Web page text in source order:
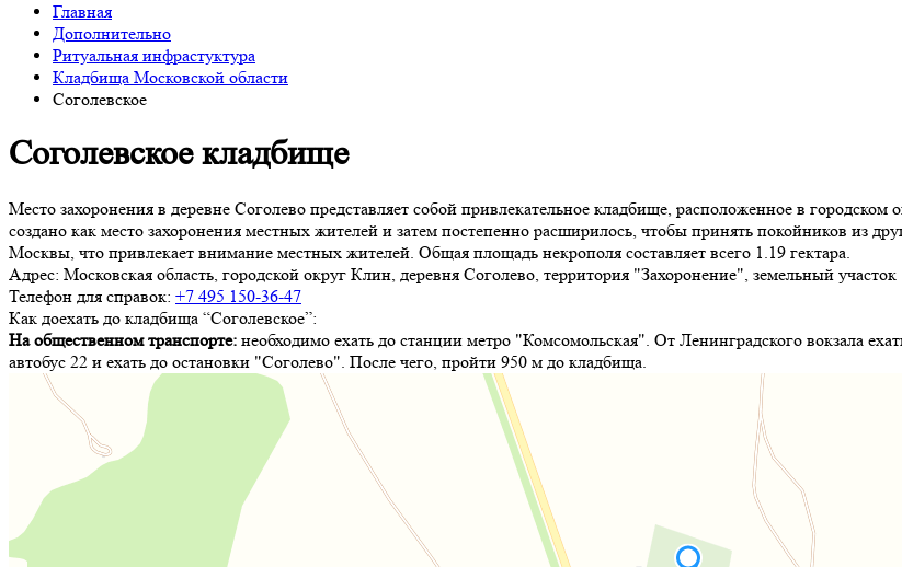
Главная
Дополнительно
Ритуальная инфрастуктура
Кладбища Московской области
Соголевское
Соголевское кладбище
Место захоронения в деревне Соголево представляет собой привлекательное кладбище, расположенное в
создано как место захоронения местных жителей и затем постепенно расширилось, чтобы принять покойников из
Москвы, что привлекает внимание местных жителей. Общая площадь некрополя составляет всего 1.19 гектара.
Адрес: Московская область, городской округ Клин, деревня Соголево, территория "Захоронение", земельный участок
Телефон для справок: +7 495 150-36-47
Как доехать до кладбища “Соголевское”:
На общественном транспорте: необходимо ехать до станции метро "Комсомольская". От Ленинградского вокзала
автобус 22 и ехать до остановки "Соголево". После чего, пройти 950 м до кладбища.